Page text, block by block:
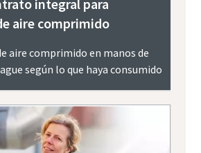
integral para
aire comprimido
aire comprimido en manos de
según lo que haya consumido